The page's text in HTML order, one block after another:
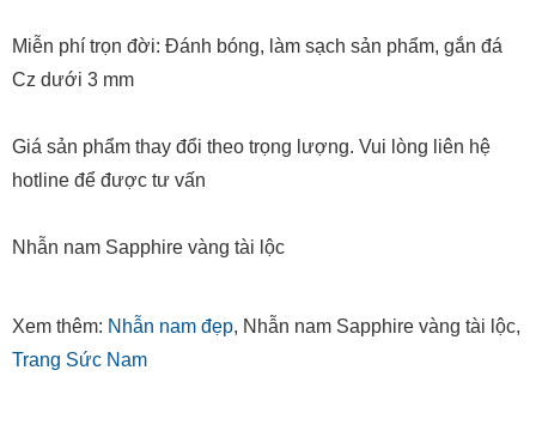
Miễn phí trọn đời: Đánh bóng, làm sạch sản phẩm, gắn đá
Cz dưới 3 mm
Giá sản phẩm thay đổi theo trọng lượng. Vui lòng liên hệ
hotline để được tư vấn
Nhẫn nam Sapphire vàng tài lộc
Xem thêm: Nhẫn nam đẹp, Nhẫn nam Sapphire vàng tài lộc,
Trang Sức Nam